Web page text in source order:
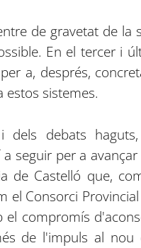
de gravetat de
En el tercer i
a, després,
estos sistemes.
debats
seguir per a
Castelló que,
Consorci
compromís
de l'impuls al